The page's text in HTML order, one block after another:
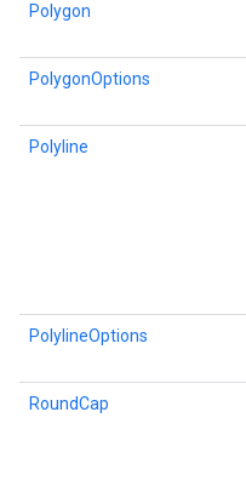
Polygon
PolygonOptions
Polyline
PolylineOptions
RoundCap